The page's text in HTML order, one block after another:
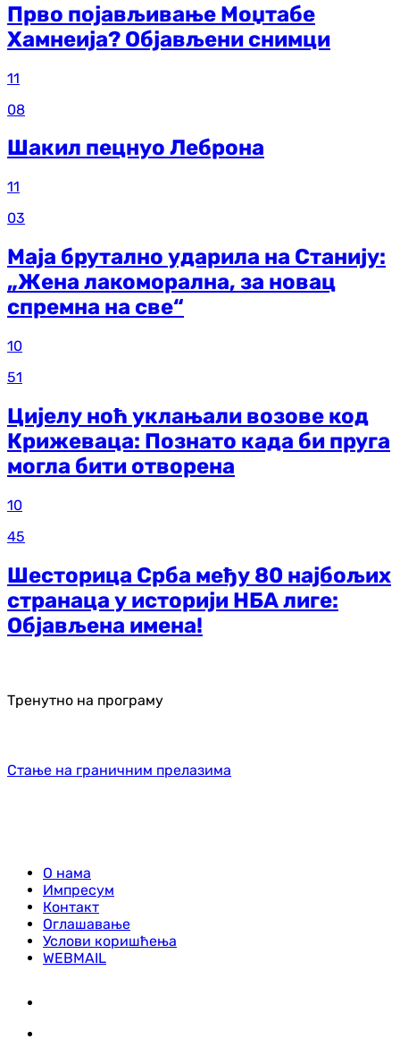
Прво појављивање Моџтабе
Хамнеија? Објављени снимци
11
08
Шакил пецнуо Леброна
11
03
Маја брутално ударила на Станију:
„Жена лакоморална, за новац
спремна на све“
10
51
Цијелу ноћ уклањали возове код
Крижеваца: Познато када би пруга
могла бити отворена
10
45
Шесторица Срба међу 80 најбољих
странаца у историји НБА лиге:
Објављена имена!
Тренутно на програму
Стање на граничним прелазима
О нама
Импресум
Контакт
Оглашавање
Услови коришћења
WEBMAIL